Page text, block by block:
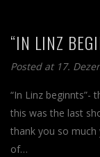
“IN LINZ
Posted at 17.
“In Linz beginnts”-
this was the last
thank you so much
of…